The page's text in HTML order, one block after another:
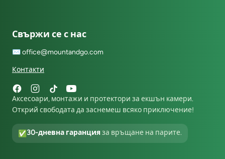
Свържи се с нас
✉️office@mountandgo.com
Контакти
Аксесоари, монтажи и протектори за екшън камери.
Открий свободата да заснемеш всяко приключение!
✅30-дневна гаранцияза връщане на парите.